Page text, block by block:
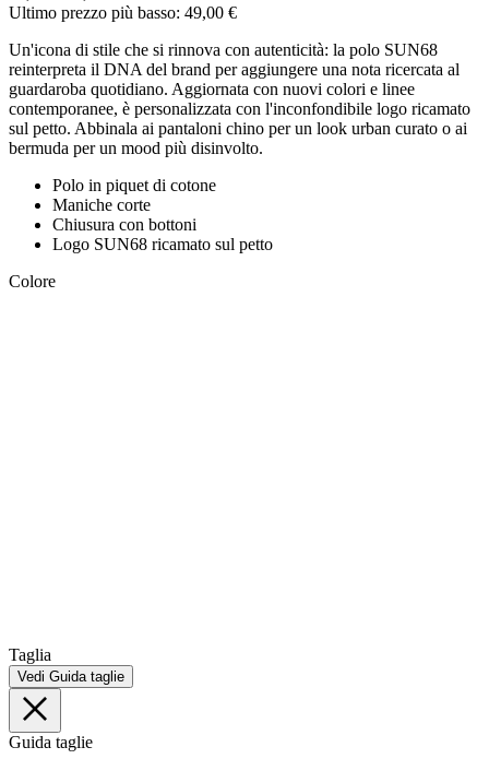
Ultimo prezzo più basso: 49,00 €
Un'icona di stile che si rinnova con autenticità: la polo SUN68
reinterpreta il DNA del brand per aggiungere una nota ricercata al
guardaroba quotidiano. Aggiornata con nuovi colori e linee
contemporanee, è personalizzata con l'inconfondibile logo ricamato
sul petto. Abbinala ai pantaloni chino per un look urban curato o ai
bermuda per un mood più disinvolto.
Polo in piquet di cotone
Maniche corte
Chiusura con bottoni
Logo SUN68 ricamato sul petto
Colore
Taglia
Vedi Guida taglie
Guida taglie